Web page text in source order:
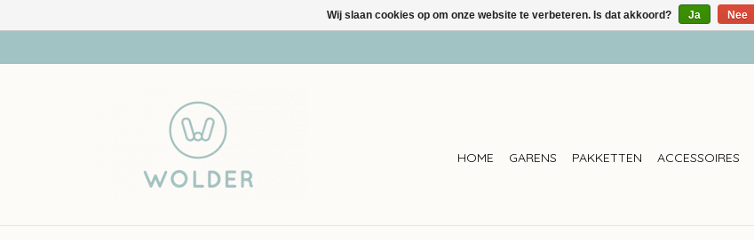
HOME GARENS PAKKETTEN ACCESSOIRES
Wij slaan cookies op om onze website te verbeteren. Is dat akkoord? Ja Nee